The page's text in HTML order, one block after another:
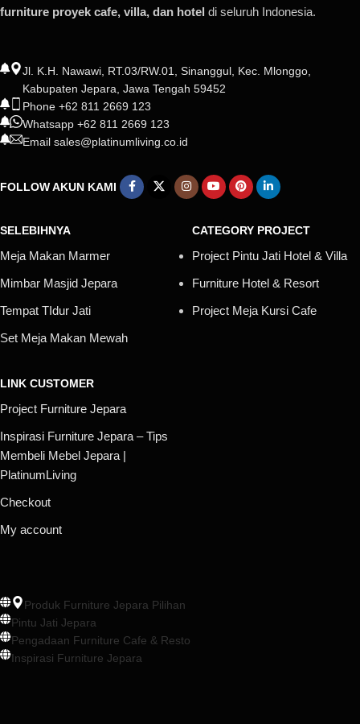
furniture proyek cafe, villa, dan hotel di seluruh Indonesia.
Jl. K.H. Nawawi, RT.03/RW.01, Sinanggul, Kec. Mlonggo,
Kabupaten Jepara, Jawa Tengah 59452
Phone +62 811 2669 123
Whatsapp +62 811 2669 123
Email sales@platinumliving.co.id
FOLLOW AKUN KAMI
SELEBIHNYA
Meja Makan Marmer
Mimbar Masjid Jepara
Tempat TIdur Jati
Set Meja Makan Mewah
CATEGORY PROJECT
Project Pintu Jati Hotel & Villa
Furniture Hotel & Resort
Project Meja Kursi Cafe
LINK CUSTOMER
Project Furniture Jepara
Inspirasi Furniture Jepara – Tips
Membeli Mebel Jepara |
PlatinumLiving
Checkout
My account
Produk Furniture Jepara Pilihan
Pintu Jati Jepara
Pengadaan Furniture Cafe & Resto
Inspirasi Furniture Jepara